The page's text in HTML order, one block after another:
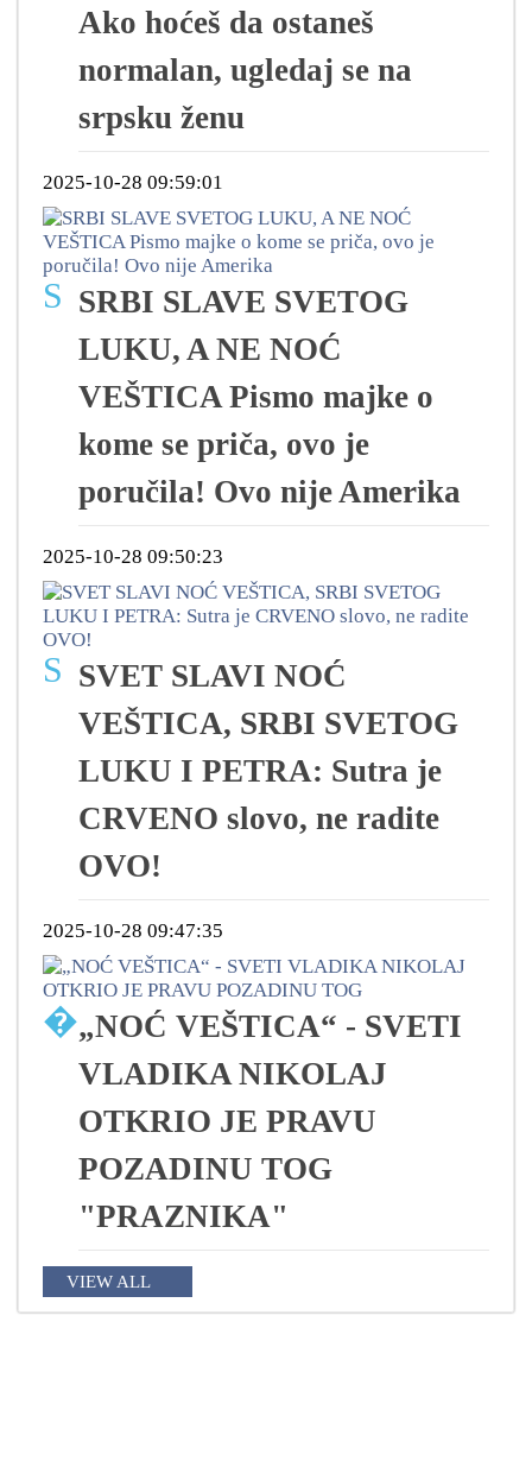
Ako hoćeš da ostaneš
normalan, ugledaj se na
srpsku ženu
2025-10-28 09:59:01
S SRBI SLAVE SVETOG
LUKU, A NE NOĆ
VEŠTICA Pismo majke o
kome se priča, ovo je
poručila! Ovo nije Amerika
2025-10-28 09:50:23
S SVET SLAVI NOĆ
VEŠTICA, SRBI SVETOG
LUKU I PETRA: Sutra je
CRVENO slovo, ne radite
OVO!
2025-10-28 09:47:35
�„NOĆ VEŠTICA“ - SVETI
VLADIKA NIKOLAJ
OTKRIO JE PRAVU
POZADINU TOG
"PRAZNIKA"
VIEW ALL